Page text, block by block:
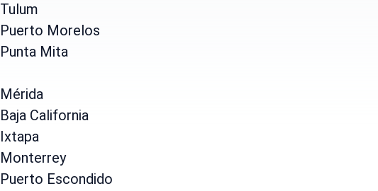
Tulum
Puerto Morelos
Punta Mita
Mérida
Baja California
Ixtapa
Monterrey
Puerto Escondido